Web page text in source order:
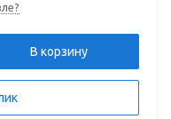
В корзину